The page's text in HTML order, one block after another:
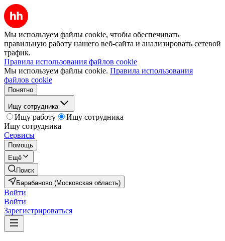
Мы используем файлы cookie, чтобы обеспечивать
правильную работу нашего веб-сайта и анализировать сетевой
трафик.
Правила использования файлов cookie
Мы используем файлы cookie. Правила использования
файлов cookie
Понятно
Ищу сотрудника
Ищу работу
Ищу сотрудника
Ищу сотрудника
Сервисы
Помощь
Ещё
Поиск
Барабаново (Московская область)
Войти
Войти
Зарегистрироваться